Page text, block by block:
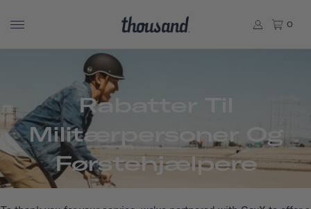
0
Rabatter Til
Militærpersoner Og
Førstehjælpere